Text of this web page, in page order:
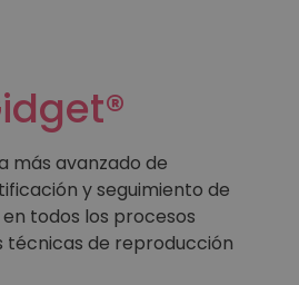
más avanzado de
y seguimiento de
todos los procesos
técnicas de reproducción